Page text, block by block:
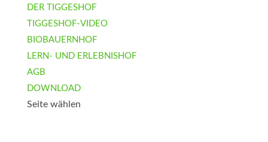
DER TIGGESHOF
TIGGESHOF-VIDEO
BIOBAUERNHOF
LERN- UND ERLEBNISHOF
AGB
DOWNLOAD
Seite wählen